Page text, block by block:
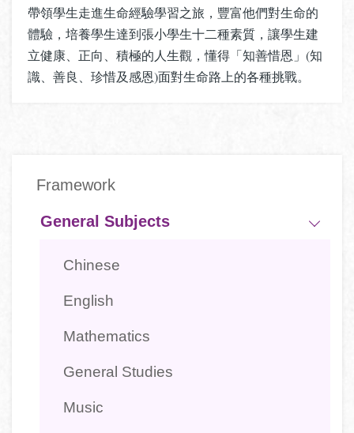
帶領學生走進生命經驗學習之旅，豐富他們對生命的
體驗，培養學生達到張小學生十二種素質，讓學生建
立健康、正向、積極的人生觀，懂得「知善惜恩」(知
識、善良、珍惜及感恩)面對生命路上的各種挑戰。
navigation
Framework
General Subjects
Chinese
English
Mathematics
General Studies
Music